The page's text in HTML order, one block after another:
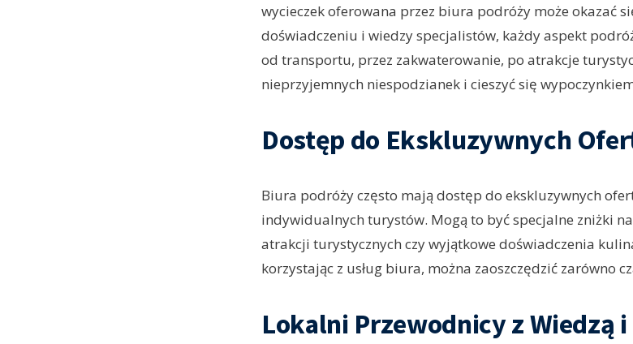
wycieczek oferowana przez biura podróży może okazać
doświadczeniu i wiedzy specjalistów, każdy aspekt
od transportu, przez zakwaterowanie, po atrakcje
nieprzyjemnych niespodzianek i cieszyć się
Dostęp do Ekskluzywnych
Biura podróży często mają dostęp do ekskluzywnych
indywidualnych turystów. Mogą to być specjalne zniżki
atrakcji turystycznych czy wyjątkowe doświadczenia
korzystając z usług biura, można zaoszczędzić zarówno
Lokalni Przewodnicy z Wiedzą i